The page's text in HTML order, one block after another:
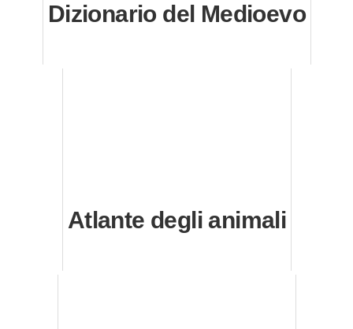
Dizionario del Medioevo
Atlante degli animali